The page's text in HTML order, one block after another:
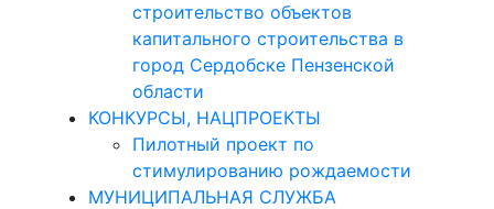
строительство объектов
капитального строительства в
город Сердобске Пензенской
области
КОНКУРСЫ, НАЦПРОЕКТЫ
Пилотный проект по
стимулированию рождаемости
МУНИЦИПАЛЬНАЯ СЛУЖБА